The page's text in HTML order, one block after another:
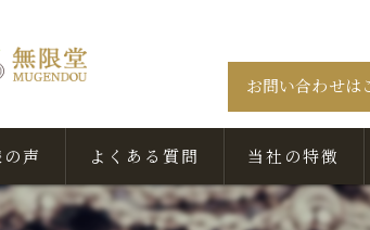
お問い合わせは
声 よくある質問 当社の特徴